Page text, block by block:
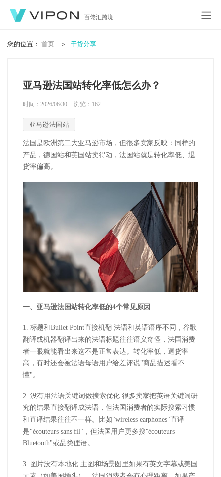
百佬汇跨境
您的位置： 首页 干货分享
亚马逊法国站转化率低怎么办？
时间：2026/06/30 浏览： 162
亚马逊法国站
法国是欧洲第二大亚马逊市场，但很多卖家反映：同样的
产品，德国站和英国站卖得动，法国站就是转化率低、退
货率偏高。
一、 亚马逊法国站转化率低的4个常见原因
1. 标题和Bullet Point直接机翻 法语和英语语序不同，谷歌
翻译或机器翻译出来的法语标题往往语义奇怪，法国消费
者一眼就能看出来这不是正常表达。转化率低，退货率
高，有时还会被法语母语用户给差评说"商品描述看不
懂"。
2. 没有用法语关键词做搜索优化 很多卖家把英语关键词研
究的结果直接翻译成法语，但法国消费者的实际搜索习惯
和直译结果往往不一样。比如"wireless earphones"直译
是"écouteurs sans fil" ，但法国用户更多搜"écouteurs
Bluetooth"或品类俚语。
3. 图片没有本地化 主图和场景图里如果有英文字幕或美国